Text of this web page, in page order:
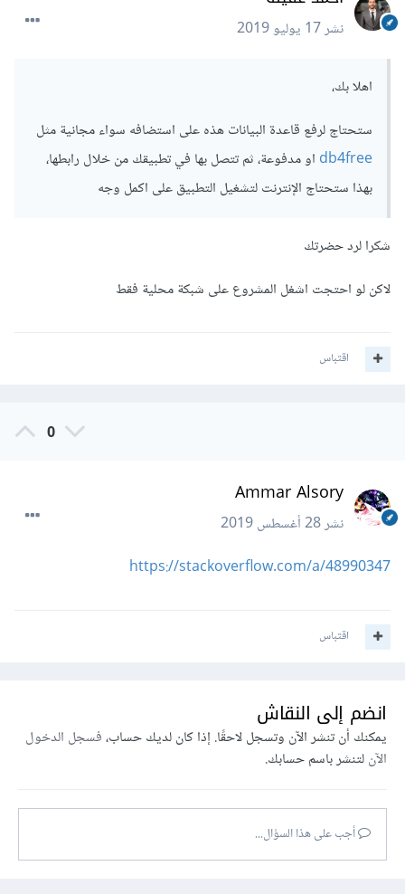
نشر17 يوليو 2019
اهلا بك،
ستحتاج لرفع قاعدة البيانات هذه على استضافه سواء مجانية مثل
db4freeاو مدفوعة، ثم تتصل بها في تطبيقك من خلال رابطها،
بهذا ستحتاج الإنترنت لتشغيل التطبيق على اكمل وجه
شكرا لرد حضرتك
لاكن لو احتجت اشغل المشروع على شبكة محلية فقط
اقتباس
0
Ammar Alsory
نشر28 أغسطس 2019
https://stackoverflow.com/a/48990347
اقتباس
انضم إلى النقاش
يمكنك أن تنشر الآن وتسجل لاحقًا. إذا كان لديك حساب،فسجل الدخول
الآنلتنشر باسم حسابك.
أجب على هذا السؤال...